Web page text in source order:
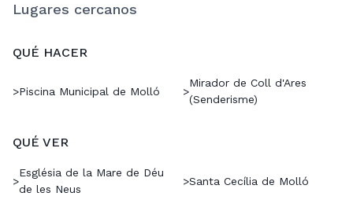
Lugares cercanos
QUÉ HACER
>Piscina Municipal de Molló >
Mirador de Coll d'Ares
(Senderisme)
QUÉ VER
>
Església de la Mare de Déu
de les Neus
>Santa Cecília de Molló